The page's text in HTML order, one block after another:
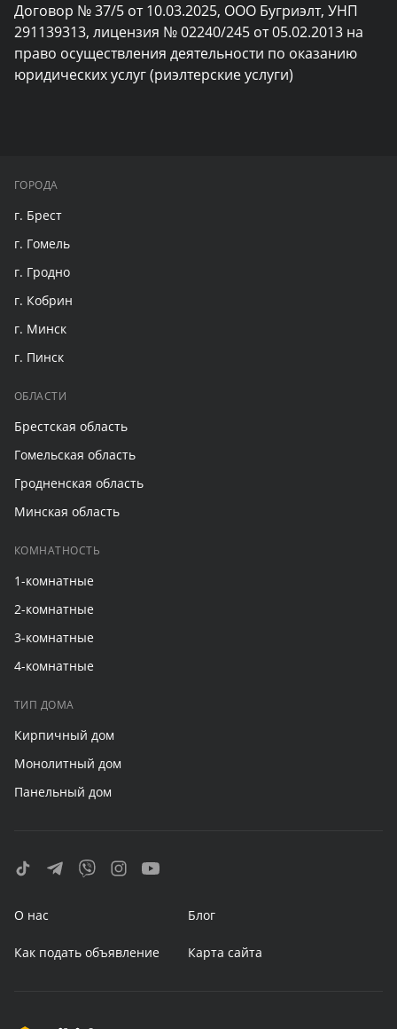
Договор № 37/5 от 10.03.2025, ООО Бугриэлт, УНП
291139313, лицензия № 02240/245 от 05.02.2013 на
право осуществления деятельности по оказанию
юридических услуг (риэлтерские услуги)
ГОРОДА
г. Брест
г. Гомель
г. Гродно
г. Кобрин
г. Минск
г. Пинск
ОБЛАСТИ
Брестская область
Гомельская область
Гродненская область
Минская область
КОМНАТНОСТЬ
1-комнатные
2-комнатные
3-комнатные
4-комнатные
ТИП ДОМА
Кирпичный дом
Монолитный дом
Панельный дом
О нас Блог
Как подать объявление Карта сайта